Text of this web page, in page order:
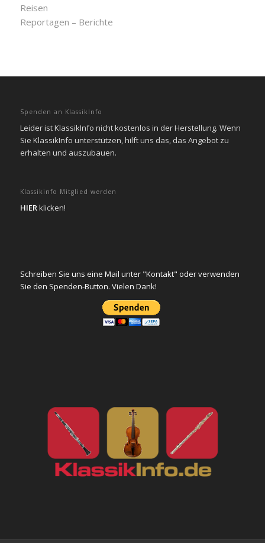
Reisen
Reportagen – Berichte
Spenden an KlassikInfo
Leider ist KlassikInfo nicht kostenlos in der Herstellung. Wenn
Sie KlassikInfo unterstützen, hilft uns das, das Angebot zu
erhalten und auszubauen.
Klassikinfo Mitglied werden
HIERklicken!
Schreiben Sie uns eine Mail unter "Kontakt" oder verwenden
Sie den Spenden-Button. Vielen Dank!